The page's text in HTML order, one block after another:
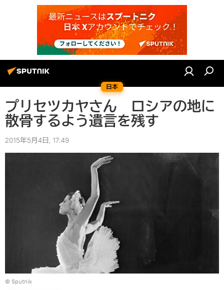
日本
プリセツカヤさん ロシアの地に
散骨するよう遺言を残す
2015年5月4日, 17:49
© Sputnik